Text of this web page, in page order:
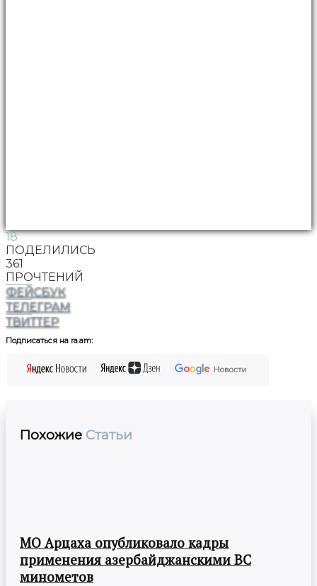
18
ПОДЕЛИЛИСЬ
361
ПРОЧТЕНИЙ
ФЕЙСБУК
ТЕЛЕГРАМ
ТВИТТЕР
Подписаться на ra.am:
Похожие Статьи
МО Арцаха опубликовало кадры
применения азербайджанскими ВС
минометов